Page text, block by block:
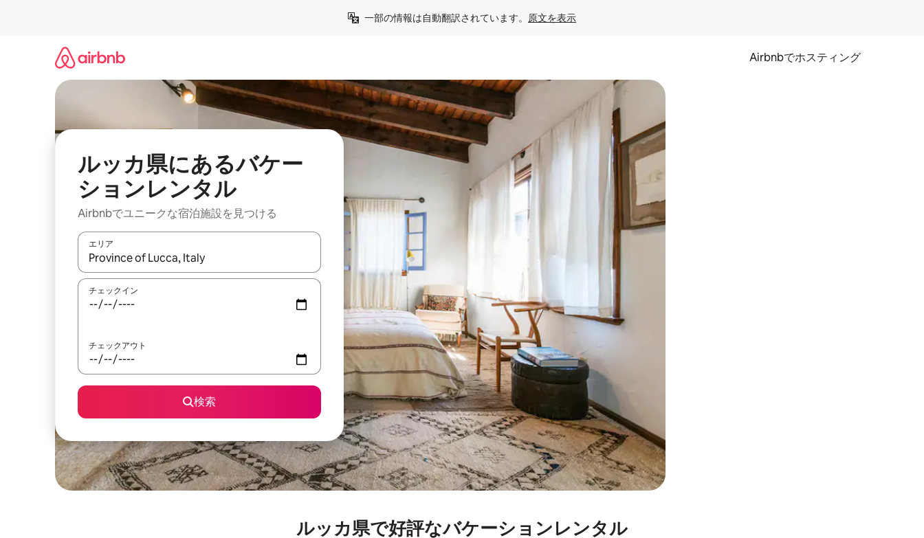
一部の情報は自動翻訳されています。 原文を表示
Airbnbでホスティング
ルッカ県にあるバケー
ションレンタル
Airbnbでユニークな宿泊施設を見つける
エリア
検索結果が表示されたら、上下の矢印キーを使って移動するか、画面をタッチまたはスワイプして検索結果を確認することができます。
チェックイン
チェックアウト
検索
ルッカ県で好評なバケーションレンタル